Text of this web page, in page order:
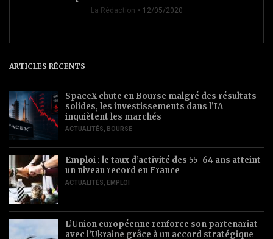
La Rédaction 12/05/2020
ARTICLES RÉCENTS
SpaceX chute en Bourse malgré des résultats
solides, les investissements dans l’IA
inquiètent les marchés
ACTUALITÉS BOURSE
Emploi : le taux d’activité des 55-64 ans atteint
un niveau record en France
ACTUALITÉS EMPLOI
L’Union européenne renforce son partenariat
avec l’Ukraine grâce à un accord stratégique